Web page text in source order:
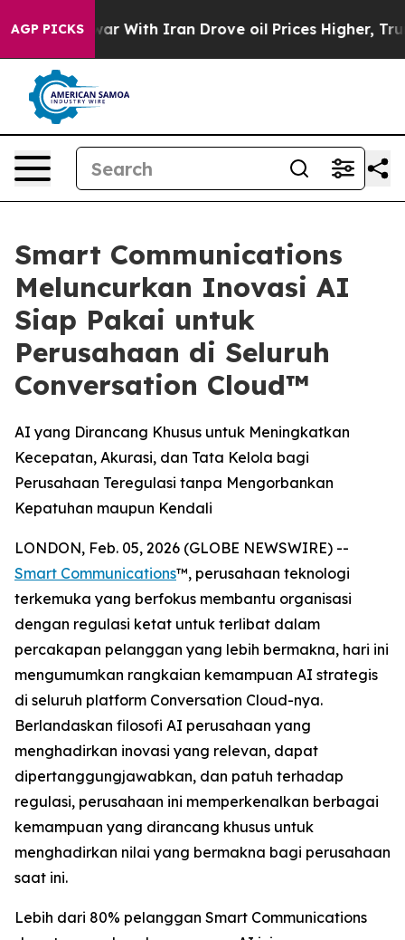
AGP PICKS
As war With Iran Drove oil Prices Higher, Trump
Smart Communications
Meluncurkan Inovasi AI
Siap Pakai untuk
Perusahaan di Seluruh
Conversation Cloud™
AI yang Dirancang Khusus untuk Meningkatkan
Kecepatan, Akurasi, dan Tata Kelola bagi
Perusahaan Teregulasi tanpa Mengorbankan
Kepatuhan maupun Kendali
LONDON, Feb. 05, 2026 (GLOBE NEWSWIRE) --
Smart Communications™, perusahaan teknologi
terkemuka yang berfokus membantu organisasi
dengan regulasi ketat untuk terlibat dalam
percakapan pelanggan yang lebih bermakna, hari ini
mengumumkan rangkaian kemampuan AI strategis
di seluruh platform Conversation Cloud-nya.
Berlandaskan filosofi AI perusahaan yang
menghadirkan inovasi yang relevan, dapat
dipertanggungjawabkan, dan patuh terhadap
regulasi, perusahaan ini memperkenalkan berbagai
kemampuan yang dirancang khusus untuk
menghadirkan nilai yang bermakna bagi perusahaan
saat ini.
Lebih dari 80% pelanggan Smart Communications